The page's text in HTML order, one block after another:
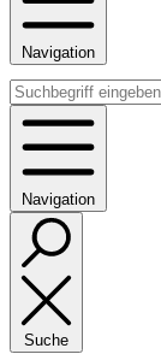
Navigation
Navigation
Suche